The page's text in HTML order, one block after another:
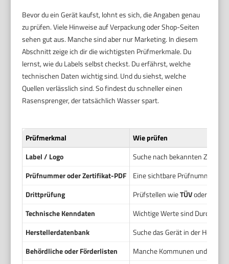
Bevor du ein Gerät kaufst, lohnt es sich, die Angaben genau
zu prüfen. Viele Hinweise auf Verpackung oder Shop-Seiten
sehen gut aus. Manche sind aber nur Marketing. In diesem
Abschnitt zeige ich dir die wichtigsten Prüfmerkmale. Du
lernst, wie du Labels selbst checkst. Du erfährst, welche
technischen Daten wichtig sind. Und du siehst, welche
Quellen verlässlich sind. So findest du schneller einen
Rasensprenger, der tatsächlich Wasser spart.
Prüfmerkmal
Wie prüfen
Label / Logo
Suche nach bekannten
Prüfnummer oder Zertifikat-PDF
Eine sichtbare Prüfnummer
Drittprüfung
Prüfstellen wieTÜVoder
Technische Kenndaten
Wichtige Werte sind
Herstellerdatenbank
Suche das Gerät in der
Behördliche oder Förderlisten
Manche Kommunen und